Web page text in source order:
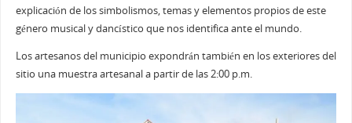
explicación de los simbolismos, temas y elementos propios de este
género musical y dancístico que nos identifica ante el mundo.
Los artesanos del municipio expondrán también en los exteriores del
sitio una muestra artesanal a partir de las 2:00 p.m.